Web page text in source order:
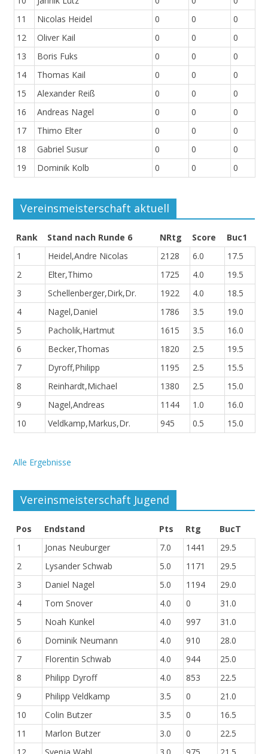
11
Nicolas Heidel 0 0
0
12
Oliver Kail 0 0
0
13
Boris Fuks 0 0
0
14
Thomas Kail 0 0
0
15
Alexander Reiß 0 0
0
16
Andreas Nagel 0 0
0
17
Thimo Elter 0 0
0
18
Gabriel Susur 0 0
0
19
Dominik Kolb 0 0 0
Vereinsmeisterschaft aktuell
Rank Stand nach Runde 6 NRtg Score
Buc1
1
Heidel,Andre Nicolas 2128 6.0
17.5
2
Elter,Thimo 1725 4.0
19.5
3
Schellenberger,Dirk,Dr. 1922 4.0
18.5
4
Nagel,Daniel 1786 3.5
19.0
5
Pacholik,Hartmut 1615 3.5
16.0
6
Becker,Thomas 1820 2.5
19.5
7
Dyroff,Philipp 1195 2.5
15.5
8
Reinhardt,Michael 1380 2.5
15.0
9
Nagel,Andreas 1144 1.0
16.0
10
Veldkamp,Markus,Dr. 945 0.5 15.0
Alle Ergebnisse
Vereinsmeisterschaft Jugend
Pos Endstand Pts Rtg
BucT
1
Jonas Neuburger 7.0 1441
29.5
2
Lysander Schwab 5.0 1171
29.5
3
Daniel Nagel 5.0 1194
29.0
4
Tom Snover 4.0 0
31.0
5
Noah Kunkel 4.0 997
31.0
6
Dominik Neumann 4.0 910
28.0
7
Florentin Schwab 4.0 944
25.0
8
Philipp Dyroff 4.0 853
22.5
9
Philipp Veldkamp 3.5 0
21.0
10
Colin Butzer 3.5 0
16.5
11
Marlon Butzer 3.0 0
22.5